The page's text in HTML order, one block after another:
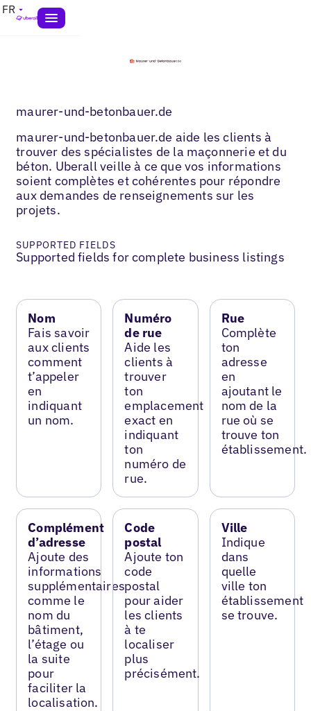
FR
maurer-und-betonbauer.de
maurer-und-betonbauer.de aide les clients à
trouver des spécialistes de la maçonnerie et du
béton. Uberall veille à ce que vos informations
soient complètes et cohérentes pour répondre
aux demandes de renseignements sur les
projets.
SUPPORTED FIELDS
Supported fields for complete business listings
Nom
Fais savoir
aux clients
comment
t’appeler
en
indiquant
un nom.
Numéro
de rue
Aide les
clients à
trouver
ton
emplacement
exact en
indiquant
ton
numéro de
rue.
Rue
Complète
ton
adresse
en
ajoutant le
nom de la
rue où se
trouve ton
établissement.
Complément
d’adresse
Ajoute des
informations
supplémentaires
comme le
nom du
bâtiment,
l’étage ou
la suite
pour
faciliter la
localisation.
Code
postal
Ajoute ton
code
postal
pour aider
les clients
à te
localiser
plus
précisément.
Ville
Indique
dans
quelle
ville ton
établissement
se trouve.